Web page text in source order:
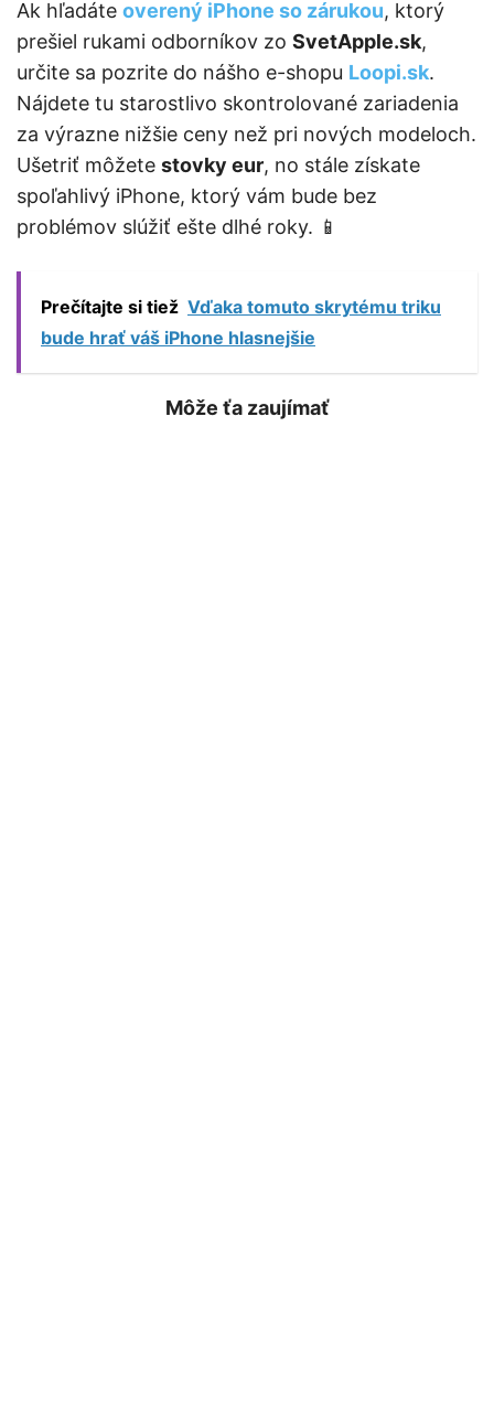
Ak hľadáte overený iPhone so zárukou, ktorý
prešiel rukami odborníkov zo SvetApple.sk,
určite sa pozrite do nášho e-shopu Loopi.sk.
Nájdete tu starostlivo skontrolované zariadenia
za výrazne nižšie ceny než pri nových modeloch.
Ušetriť môžete stovky eur, no stále získate
spoľahlivý iPhone, ktorý vám bude bez
problémov slúžiť ešte dlhé roky. 📱
Prečítajte si tiež Vďaka tomuto skrytému triku
bude hrať váš iPhone hlasnejšie
Môže ťa zaujímať